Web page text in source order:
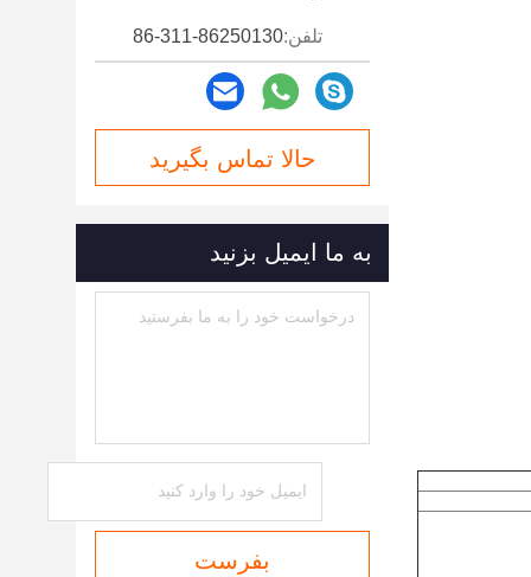
تلفن:86-311-86250130
حالا تماس بگیرید
به ما ایمیل بزنید
بفرست